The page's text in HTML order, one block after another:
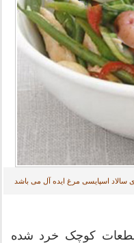
اسپایسی مرغ ایده آل می باشد
کوچک خرد شده